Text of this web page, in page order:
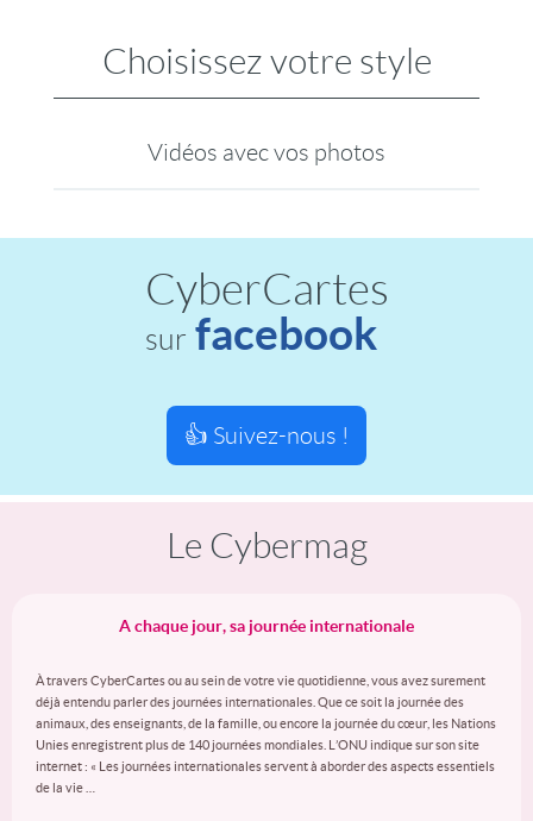
Choisissez votre style
Vidéos avec vos photos
CyberCartes
sur facebook
👍 Suivez-nous !
Le Cybermag
A chaque jour, sa journée internationale
À travers CyberCartes ou au sein de votre vie quotidienne, vous avez surement
déjà entendu parler des journées internationales. Que ce soit la journée des
animaux, des enseignants, de la famille, ou encore la journée du cœur, les Nations
Unies enregistrent plus de 140 journées mondiales. L’ONU indique sur son site
internet : « Les journées internationales servent à aborder des aspects essentiels
de la vie …